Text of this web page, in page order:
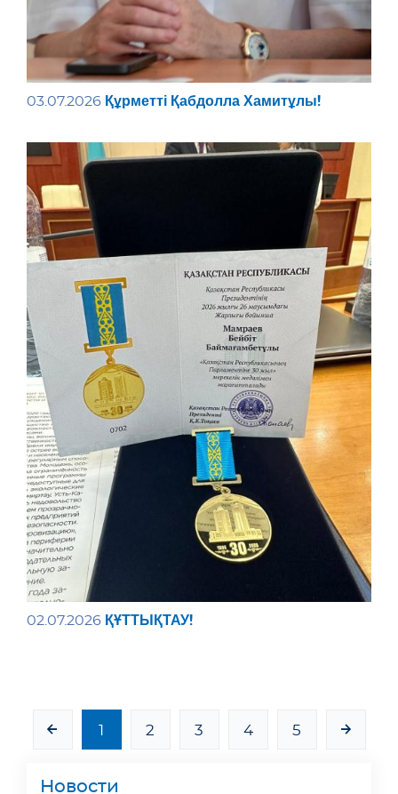
Новости
03.07.2026 Құрметті Қабдолла Хамитұлы!
02.07.2026 ҚҰТТЫҚТАУ!
1 2 3 4 5